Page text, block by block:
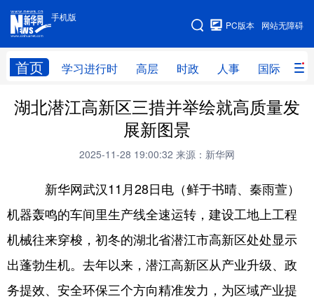
手机版
网站无障碍
PC版本
首页 学习进行时 高层 时政 人事 国际 财
手机版
网站地图
学习进行时 高层 时政 人事
财经 网评
全球连线
科技 科创 量子 体育
文化 书画 健康 军事
法律 中央文件 金融 汽车
湖北潜江高新区三措并举绘就高质量发
展新图景
2025-11-28 19:00:32 来源：新华网
新华网武汉11月28日电（鲜于书晴、秦雨萱）
机器轰鸣的车间里生产线全速运转，建设工地上工程
机械往来穿梭，初冬的湖北省潜江市高新区处处显示
出蓬勃生机。去年以来，潜江高新区从产业升级、政
务提效、安全环保三个方向精准发力，为区域产业提